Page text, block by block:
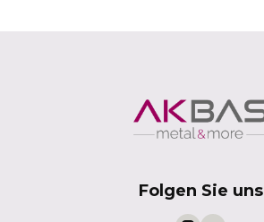
Folgen Sie uns